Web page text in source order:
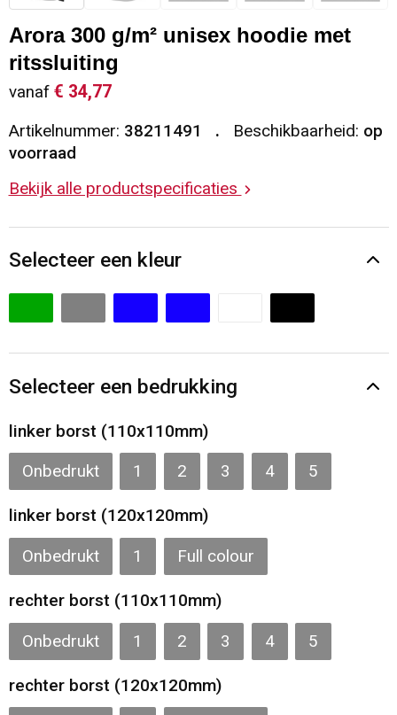
Sleutelhangers en Lanyards
Snoepgoed
Spellen voor binnen en buiten
Vrije tijd en Strand
Themapakketten
Vesten
Gilets
Blazers
Restauranttextiel
Reflecterende vesten
Hoofdbescherming
Gehoorbescherming
Caps, Hoeden en Mutsen
Veiligheidsvesten en Veiligheidshesjes
Arora 300 g/m² unisex hoodie met
ritssluiting
vanaf € 34,77
Artikelnummer: 38211491 Beschikbaarheid: op
voorraad
Bekijk alle productspecificaties
Selecteer een kleur
Selecteer een bedrukking
linker borst (110x110mm)
Onbedrukt 1 2 3 4 5
linker borst (120x120mm)
Onbedrukt 1 Full colour
rechter borst (110x110mm)
Onbedrukt 1 2 3 4 5
rechter borst (120x120mm)